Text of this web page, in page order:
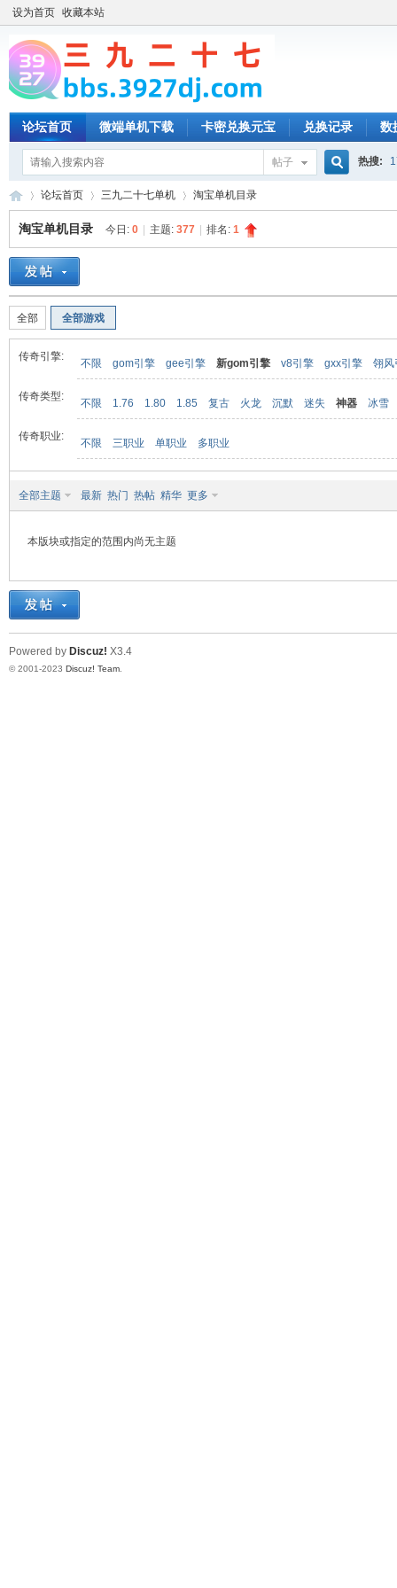
设为首页 收藏本站
论坛首页 微端单机下载 卡密兑换元宝 兑换记录 数
帖子 热搜:
»
论坛首页 三九二十七单机 淘宝单机目录
淘宝单机目录 今日: 0 主题: 377 排名: 1
全部 全部游戏
传奇引擎:
不限 gom引擎 gee引擎 新gom引擎 v8引擎 gxx引擎 翎风
传奇类型:
不限 1.76 1.80 1.85 复古 火龙 沉默 迷失 神器 冰雪
传奇职业:
不限 三职业 单职业 多职业
全部主题 最新 热门 热帖 精华 更多
本版块或指定的范围内尚无主题
Powered by Discuz! X3.4
© 2001-2023 Discuz! Team.